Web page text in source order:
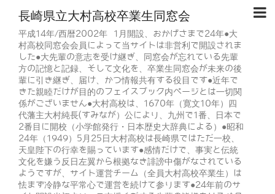
長崎県立大村高校卒業生同窓会
平成14年/西暦2002年 1月開設、おかげさまで24年●大
村高校同窓会会員によって当サイトは非営利で開設されま
した●大先輩の意志を受け継ぎ、同窓会が忘れている先輩
方の記憶と記録、そして文化を、卒業生同窓会が未来の後
輩に引き継ぎ、届け、かつ情報共有する役目です●近年で
きた親睦だけが目的のフェイスブック内ページとは一切関
係がございません●大村高校は、1670年（寛文10年）四
代藩主大村純長(すみなが）公により、九州で1番、日本で
2番目に開校（小学館発行・日本歴史大辞典による）●昭和
24年（1949）5月25日大村高校は長崎県ではただ一校、
天皇陛下の行幸を賜っています●感情だけで、事実と伝統
文化を嫌う反日左翼から根拠なき誹謗中傷がなされている
ようですが、サイト運営チーム（全員大村高校卒業生）は
怯まず冷静な平常心で運営を続けて参ります●24年前のサ